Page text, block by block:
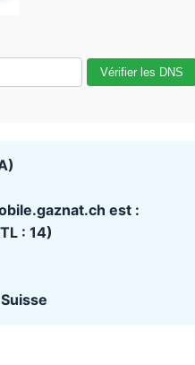
Vérifier les DNS
est :
: 14)